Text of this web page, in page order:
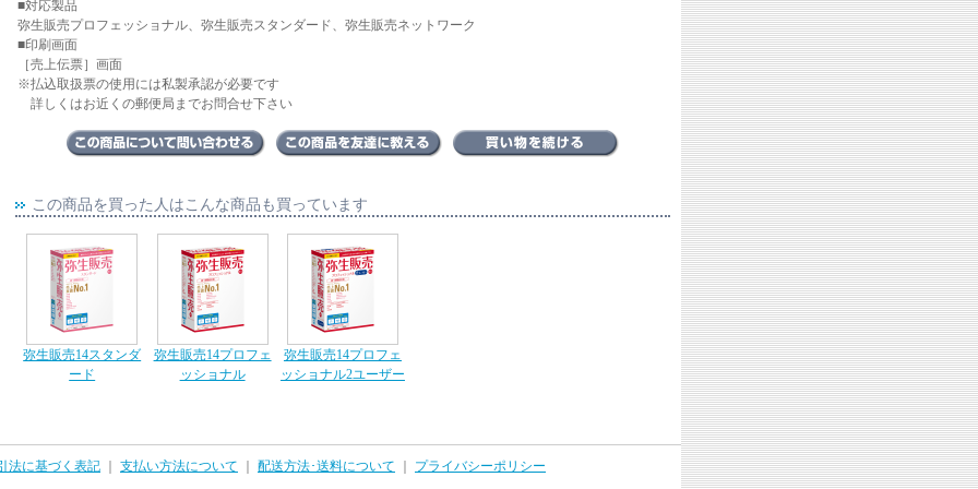
■対応製品
弥生販売プロフェッショナル、弥生販売スタンダード、弥生販売ネットワーク
■印刷画面
［売上伝票］画面
※払込取扱票の使用には私製承認が必要です
詳しくはお近くの郵便局までお問合せ下さい
この商品を買った人はこんな商品も買っています
弥生販売14スタンダ
ード
弥生販売14プロフェ
ッショナル
弥生販売14プロフェ
ッショナル2ユーザー
法に基づく表記 支払い方法について 配送方法･送料について プライバシーポリシー